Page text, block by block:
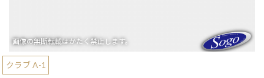
クラブ A-1